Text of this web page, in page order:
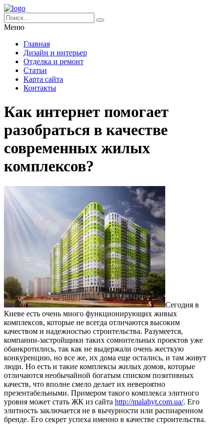
Меню
Главная
Дизайн и интерьер
Отделка и ремонт
Статьи
Карта сайта
Контакты
Как интернет помогает
разобраться в качестве
современных жилых
комплексов?
Сегодня в
Киеве есть очень много функционирующих живых
комплексов, которые не всегда отличаются высоким
качеством и надежностью строительства. Разумеется,
компании-застройщики таких сомнительных проектов уже
обанкротились, так как не выдержали очень жесткую
конкуренцию, но все же, их дома еще остались, и там живут
люди. Но есть и такие комплексы жилых домов, которые
отличаются необычайной богатым списком позитивных
качеств, что вполне смело делает их невероятно
презентабельными. Примером такого комплекса элитного
уровня может стать ЖК из сайта http://malahyt.com.ua/. Его
элитность заключается не в вычурности или распиаренном
бренде. Его секрет успеха именно в качестве строительства.